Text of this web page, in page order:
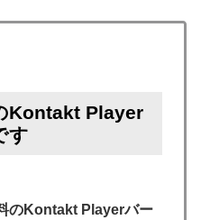
Kontakt Player
す
のKontakt Playerバー